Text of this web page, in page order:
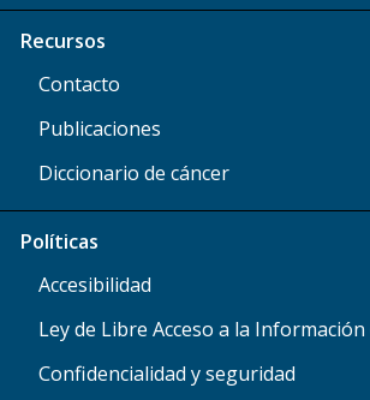
Recursos
Contacto
Publicaciones
Diccionario de cáncer
Políticas
Accesibilidad
Ley de Libre Acceso a la Información
Confidencialidad y seguridad